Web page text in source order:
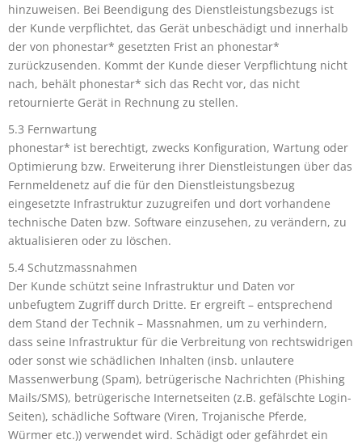
hinzuweisen. Bei Beendigung des Dienstleistungsbezugs ist
der Kunde verpflichtet, das Gerät unbeschädigt und innerhalb
der von phonestar* gesetzten Frist an phonestar*
zurückzusenden. Kommt der Kunde dieser Verpflichtung nicht
nach, behält phonestar* sich das Recht vor, das nicht
retournierte Gerät in Rechnung zu stellen.
5.3 Fernwartung
phonestar* ist berechtigt, zwecks Konfiguration, Wartung oder
Optimierung bzw. Erweiterung ihrer Dienstleistungen über das
Fernmeldenetz auf die für den Dienstleistungsbezug
eingesetzte Infrastruktur zuzugreifen und dort vorhandene
technische Daten bzw. Software einzusehen, zu verändern, zu
aktualisieren oder zu löschen.
5.4 Schutzmassnahmen
Der Kunde schützt seine Infrastruktur und Daten vor
unbefugtem Zugriff durch Dritte. Er ergreift – entsprechend
dem Stand der Technik – Massnahmen, um zu verhindern,
dass seine Infrastruktur für die Verbreitung von rechtswidrigen
oder sonst wie schädlichen Inhalten (insb. unlautere
Massenwerbung (Spam), betrügerische Nachrichten (Phishing
Mails/SMS), betrügerische Internetseiten (z.B. gefälschte Login-
Seiten), schädliche Software (Viren, Trojanische Pferde,
Würmer etc.)) verwendet wird. Schädigt oder gefährdet ein